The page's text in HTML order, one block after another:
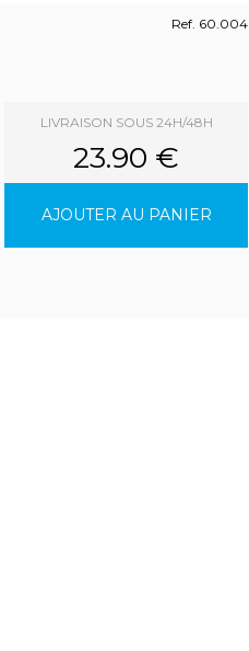
Ref. 60.004
LIVRAISON SOUS 24H/48H
23.90 €
AJOUTER AU PANIER